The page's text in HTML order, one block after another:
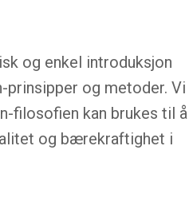
og enkel introduksjon
prinsipper og metoder. Vi
filosofien kan brukes til å
og bærekraftighet i